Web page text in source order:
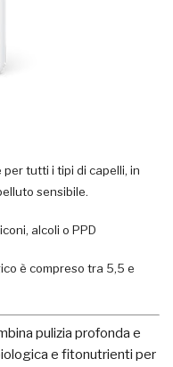
tutti i tipi di capelli, in
sensibile.
alcoli o PPD
è compreso tra 5,5 e
pulizia profonda e
e fitonutrienti per